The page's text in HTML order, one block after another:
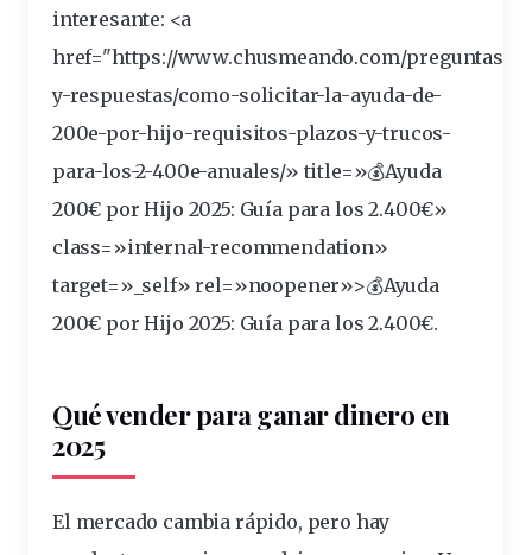
interesante: <a
href="https://www.chusmeando.com/preguntas-
y-respuestas/como-solicitar-la-ayuda-de-
200e-por-hijo-requisitos-plazos-y-trucos-
para-los-2-400e-anuales/» title=»💰Ayuda
200€ por Hijo 2025: Guía para los 2.400€»
class=»internal-recommendation»
target=»_self» rel=»noopener»>💰Ayuda
200€ por Hijo 2025: Guía para los 2.400€.
Qué vender para ganar dinero en
2025
El mercado cambia rápido, pero hay